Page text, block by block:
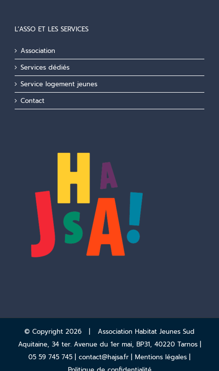
L’ASSO ET LES SERVICES
Association
Services dédiés
Service logement jeunes
Contact
© Copyright 2026 | Association Habitat Jeunes Sud
Aquitaine, 34 ter. Avenue du 1er mai, BP31, 40220 Tarnos |
05 59 745 745 | contact@hajsa.fr | Mentions légales |